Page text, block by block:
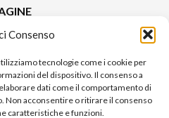
Consenso
tecnologie come i cookie per
del dispositivo. Il consenso a
dati come il comportamento di
Non acconsentire o ritirare il consenso
caratteristiche e funzioni.